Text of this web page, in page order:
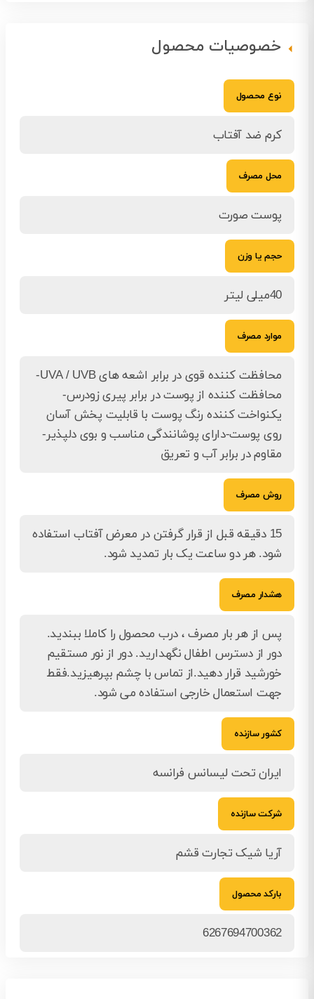
خصوصیات محصول
نوع محصول
کرم ضد آفتاب
محل مصرف
پوست صورت
حجم یا وزن
40میلی لیتر
موارد مصرف
محافظت کننده قوی در برابر اشعه های UVA / UVB-
محافظت کننده از پوست در برابر پیری زودرس-
یکنواخت کننده رنگ پوست با قابلیت پخش آسان
روی پوست-دارای پوشانندگی مناسب و بوی دلپذیر-
مقاوم در برابر آب و تعریق
روش مصرف
15 دقيقه قبل از قرار گرفتن در معرض آفتاب استفاده
شود. هر دو ساعت يک بار تمديد شود.
هشدار مصرف
پس از هر بار مصرف ، درب محصول را کاملا ببندید.
دور از دسترس اطفال نگهدارید. دور از نور مستقیم
خورشید قرار دهید.از تماس با چشم بپرهیزید.فقط
جهت استعمال خارجی استفاده می شود.
کشور سازنده
ایران تحت لیسانس فرانسه
شرکت سازنده
آریا شیک تجارت قشم
بارکد محصول
6267694700362